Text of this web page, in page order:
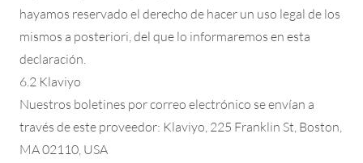
hayamos reservado el derecho de hacer un uso legal de los
mismos a posteriori, del que lo informaremos en esta
declaración.
6.2 Klaviyo
Nuestros boletines por correo electrónico se envían a
través de este proveedor: Klaviyo, 225 Franklin St, Boston,
MA 02110, USA